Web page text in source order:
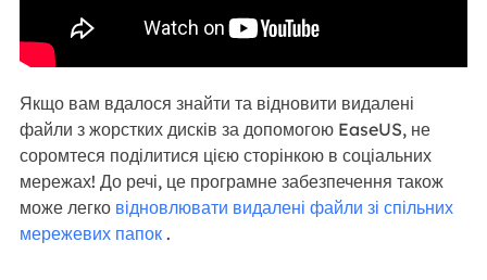
Якщо вам вдалося знайти та відновити видалені
файли з жорстких дисків за допомогою EaseUS, не
соромтеся поділитися цією сторінкою в соціальних
мережах! До речі, це програмне забезпечення також
може легко відновлювати видалені файли зі спільних
мережевих папок.